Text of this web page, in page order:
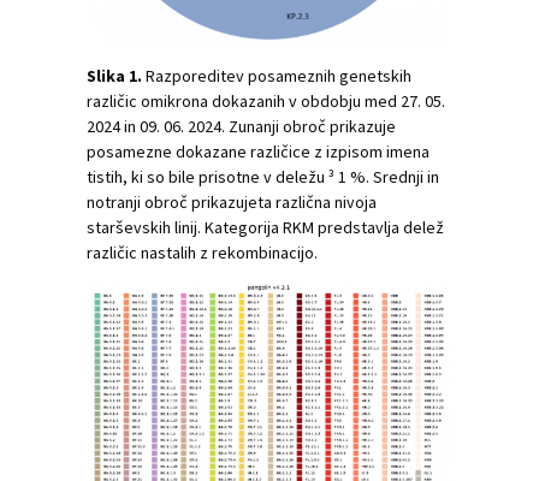
Slika 1. Razporeditev posameznih genetskih
različic omikrona dokazanih v obdobju med 27. 05.
2024 in 09. 06. 2024. Zunanji obroč prikazuje
posamezne dokazane različice z izpisom imena
tistih, ki so bile prisotne v deležu ³ 1 %. Srednji in
notranji obroč prikazujeta različna nivoja
starševskih linij. Kategorija RKM predstavlja delež
različic nastalih z rekombinacijo.